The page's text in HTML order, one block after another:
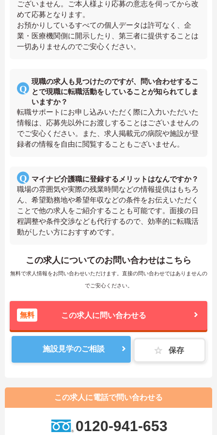
ございません。ご本人様より応募の意志を伺ってから改
めて応募となります。
お預かりしているすべての個人データは許可なく、企
業・医療機関側に開示したり、第三者に提供することは
一切ありませんのでご安心ください。
現職の求人も見つけたのですが、問い合わせするこ
とで現職に転職活動をしていることが知られてしま
いますか？
転職サポートにお申し込みいただく際に入力いただいた
情報は、応募先以外にお渡しすることはございませんの
でご安心ください。また、求人掲載元の病院や施設が登
録者の情報を自由に閲覧することもございません。
マイナビ介護職に登録するメリットはなんですか？
職場の雰囲気や実際の残業時間などの情報提供はもちろ
ん、希望勤務地や希望年収などの条件をお伝えいただく
ことで他の求人をご紹介することも可能です。面接の日
程調整や条件交渉なども代行するので、効率的に転職活
動がしたい方におすすめです。
この求人についてのお問い合わせはこちら
無料で求人情報をお問い合わせいただけます。直接の問い合わせではありませんの
でご安心ください。
無料 この求人に問い合わせる
施設見学のご相談 保存
この求人に電話で問い合わせる
0120-941-653